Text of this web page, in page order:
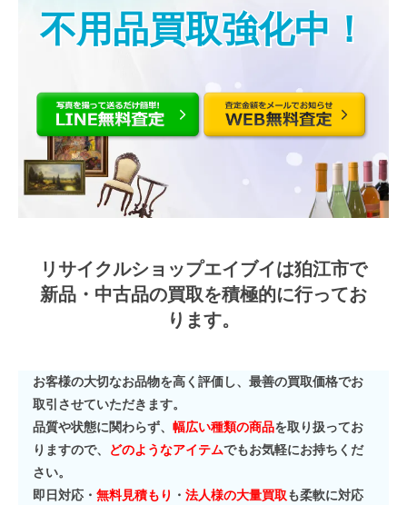
不用品買取強化中！
リサイクルショップエイブイは狛江市で
新品・中古品の買取を積極的に行ってお
ります。
お客様の大切なお品物を高く評価し、最善の買取価格でお
取引させていただきます。
品質や状態に関わらず、幅広い種類の商品を取り扱ってお
りますので、
どのようなアイテムでもお気軽にお持ちくだ
さい。
即日対応・無料見積もり ・法人様の大量買取も柔軟に対応